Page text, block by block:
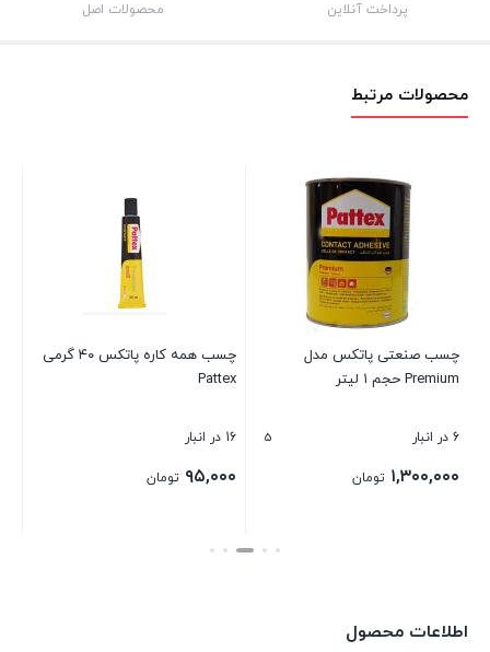
پرداخت آنلاین محصولات اصل
محصولات مرتبط
چسب صنعتی پاتکس مدل
Premium حجم ۱ لیتر
6 در انبار 5
۱,۳۰۰,۰۰۰ تومان
چسب همه کاره پاتکس ۴۰ گرمی
Pattex
16 در انبار
۹۵,۰۰۰ تومان
بستن
اطلاعات محصول